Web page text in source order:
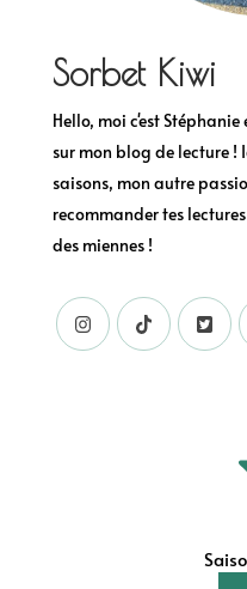
Sorbet Kiwi
Hello, moi c'est
sur mon blog de lecture !
saisons, mon autre
recommander tes
des miennes !